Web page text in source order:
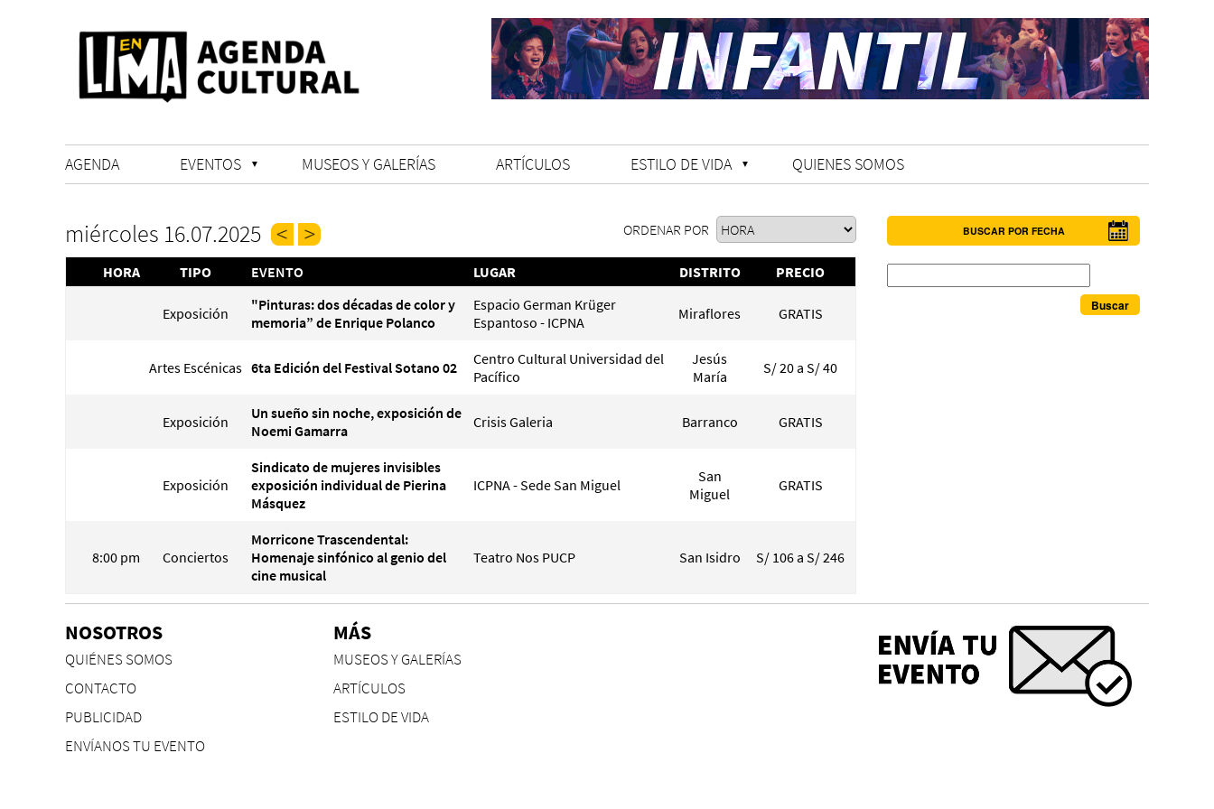
AGENDA EVENTOS MUSEOS Y GALERÍAS ARTÍCULOS ESTILO DE VIDA QUIENES SOMOS
miércoles 16.07.2025 ORDENAR POR
HORA TIPO EVENTO LUGAR DISTRITO PRECIO
Exposición
"Pinturas: dos décadas de color y
memoria” de Enrique Polanco
Espacio German Krüger
Espantoso - ICPNA
Miraflores GRATIS
Artes Escénicas 6ta Edición del Festival Sotano 02
Centro Cultural Universidad del
Pacífico
Jesús
María
S/ 20 a S/ 40
Exposición
Un sueño sin noche, exposición de
Noemi Gamarra
Crisis Galeria Barranco GRATIS
Exposición
Sindicato de mujeres invisibles
exposición individual de Pierina
Másquez
ICPNA - Sede San Miguel
San
Miguel
GRATIS
8:00 pm Conciertos
Morricone Trascendental:
Homenaje sinfónico al genio del
cine musical
Teatro Nos PUCP San Isidro S/ 106 a S/ 246
BUSCAR POR FECHA
NOSOTROS
QUIÉNES SOMOS
CONTACTO
PUBLICIDAD
ENVÍANOS TU EVENTO
MÁS
MUSEOS Y GALERÍAS
ARTÍCULOS
ESTILO DE VIDA